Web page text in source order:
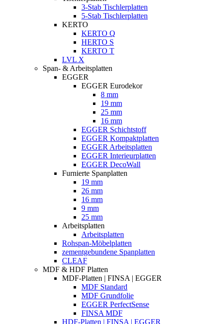
3-Stab Tischlerplatten
5-Stab Tischlerplatten
KERTO
KERTO Q
HERTO S
KERTO T
LVL X
Span- & Arbeitsplatten
EGGER
EGGER Eurodekor
8 mm
19 mm
25 mm
16 mm
EGGER Schichtstoff
EGGER Kompaktplatten
EGGER Arbeitsplatten
EGGER Interieurplatten
EGGER DecoWall
Furnierte Spanplatten
19 mm
26 mm
16 mm
9 mm
25 mm
Arbeitsplatten
Arbeitsplatten
Rohspan-Möbelplatten
zementgebundene Spanplatten
CLEAF
MDF & HDF Platten
MDF-Platten | FINSA | EGGER
MDF Standard
MDF Grundfolie
EGGER PerfectSense
FINSA MDF
HDF-Platten | FINSA | EGGER